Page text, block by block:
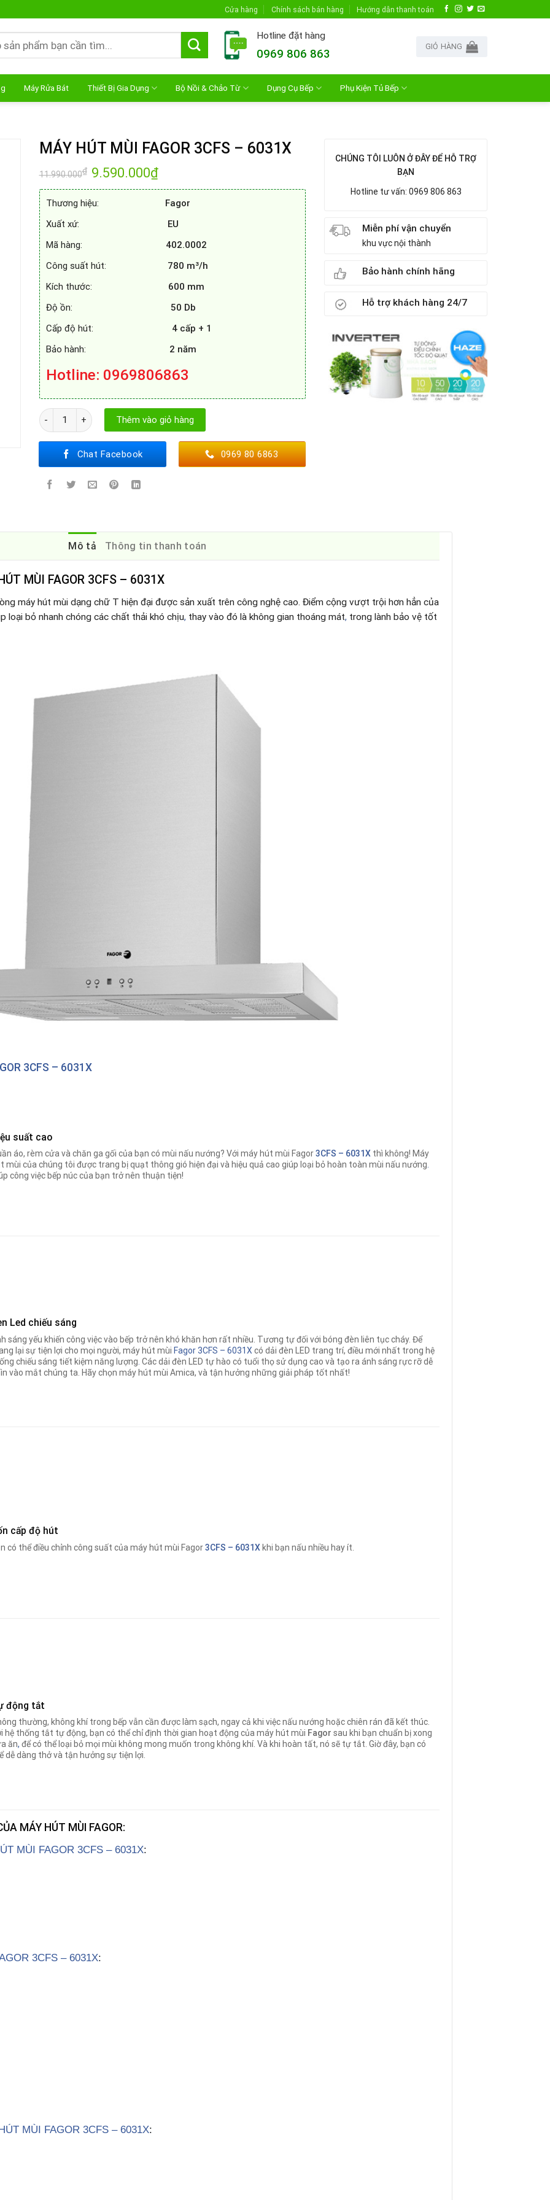
Cửa hàng Chính sách bán hàng Hướng dẫn thanh toán
Hotline đặt hàng
0969 806 863
GIỎ HÀNG
Máy Rửa Bát Thiết Bị Gia Dụng Bộ Nồi & Chảo Từ Dụng Cụ Bếp Phụ Kiện Tủ Bếp
MÁY HÚT MÙI FAGOR 3CFS – 6031X
11.990.000₫ Giá
gốc
là:
9.590.000₫Giá
hiện
tại
9.590.000₫.
Thương hiệu: Fagor
Xuất xứ:
EU
Mã hàng: 402.0002
Công suất hút:
780 m³/h
Kích thước:
600 mm
Độ ồn:
50 Db
Cấp độ hút: 4 cấp + 1
Bảo hành:
2 năm
Hotline: 0969806863
MÁY HÚT MÙI FAGOR 3CFS - 6031X số lượng
Thêm vào giỏ hàng
Chat Facebook 0969 80 6863
CHÚNG TÔI LUÔN Ở ĐÂY ĐỂ HỖ TRỢ
BẠN
Hotline tư vấn: 0969 806 863
Miễn phí vận chuyển
khu vực nội thành
Bảo hành chính hãng
Hỗ trợ khách hàng 24/7
Mô tả Thông tin thanh toán
MÙI FAGOR 3CFS – 6031X
máy hút mùi dạng chữ T hiện đại được sản xuất trên công nghệ cao. Điểm cộng vượt trội hơn hẳn của
loại bỏ nhanh chóng các chất thải khó chịu, thay vào đó là không gian thoáng mát, trong lành bảo vệ tốt
3CFS – 6031X
suất cao
áo, rèm cửa và chăn ga gối của bạn có mùi nấu nướng? Với máy hút mùi Fagor3CFS – 6031X thì không! Máy
mùi của chúng tôi được trang bị quạt thông gió hiện đại và hiệu quả cao giúp loại bỏ hoàn toàn mùi nấu nướng.
công việc bếp núc của bạn trở nên thuận tiện!
Led chiếu sáng
sáng yếu khiến công việc vào bếp trở nên khó khăn hơn rất nhiều. Tương tự đối với bóng đèn liên tục cháy. Để
lại sự tiện lợi cho mọi người, máy hút mùi Fagor 3CFS – 6031X có dải đèn LED trang trí, điều mới nhất trong hệ
chiếu sáng tiết kiệm năng lượng Các dải đèn LED tự hào có tuổi thọ sử dụng cao và tạo ra ánh sáng rực rỡ dễ
vào mắt chúng ta. Hãy chọn máy hút mùi Amica, và tận hưởng những giải pháp tốt nhất!
cấp độ hút
có thể điều chỉnh công suất của máy hút mùi Fagor3CFS – 6031X khi bạn nấu nhiều hay ít.
động tắt
thường, không khí trong bếp vẫn cần được làm sạch, ngay cả khi việc nấu nướng hoặc chiên rán đã kết thúc.
hệ thống tắt tự động, bạn có thể chỉ định thời gian hoạt động của máy hút mùi Fagor sau khi bạn chuẩn bị xong
ăn, để có thể loại bỏ mọi mùi không mong muốn trong không khí. Và khi hoàn tất, nó sẽ tự tắt. Giờ đây, bạn có
dễ dàng thở và tận hưởng sự tiện lợi.
MÁY HÚT MÙI FAGOR:
MÙI FAGOR 3CFS – 6031X:
3CFS – 6031X:
MÙI FAGOR 3CFS – 6031X: